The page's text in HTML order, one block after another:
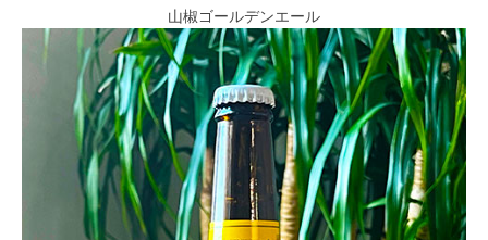
山椒ゴールデンエール